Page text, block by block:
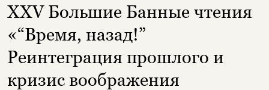
XXV Большие Банные чтения
«“Время, назад!”
Реинтеграция прошлого и
кризис воображения